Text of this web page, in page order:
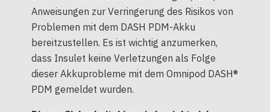
Anweisungen zur Verringerung des Risikos von
Problemen mit dem DASH PDM-Akku
bereitzustellen. Es ist wichtig anzumerken,
dass Insulet keine Verletzungen als Folge
dieser Akkuprobleme mit dem Omnipod DASH®
PDM gemeldet wurden.